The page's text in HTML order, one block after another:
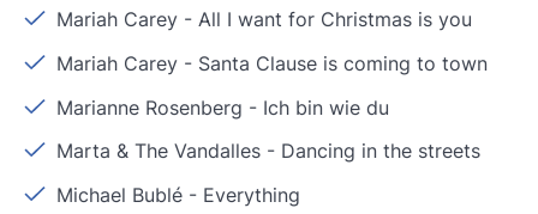
Mariah Carey -All I want for Christmas is you
Mariah Carey - Santa Clause is coming to town
Marianne Rosenberg - Ich bin wie du
Marta & The Vandalles - Dancing in the streets
Michael Bublé - Everything